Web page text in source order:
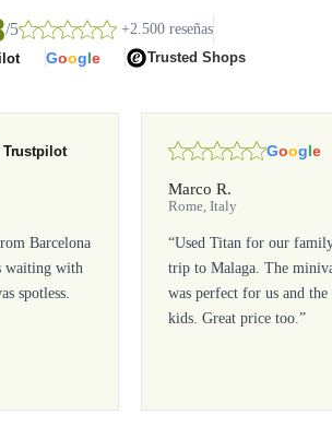
/5 +2.500 reseñas
Google Trusted Shops
Trustpilot
Barcelona
waiting with
spotless.
Google
Marco R.
Rome, Italy
“Used Titan for our
trip to Malaga. The
was perfect for us and the
kids. Great price too.”